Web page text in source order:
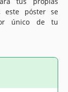
este póster se
único de tu